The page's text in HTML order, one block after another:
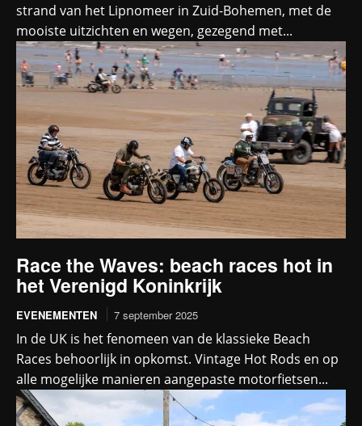
strand van het Lipnomeer in Zuid-Bohemen, met de
mooiste uitzichten en wegen, gezegend met...
Race the Waves: beach races hot in
het Verenigd Koninkrijk
EVENEMENTEN 7 september 2025
In de UK is het fenomeen van de klassieke Beach
Races behoorlijk in opkomst. Vintage Hot Rods en op
alle mogelijke manieren aangepaste motorfietsen...